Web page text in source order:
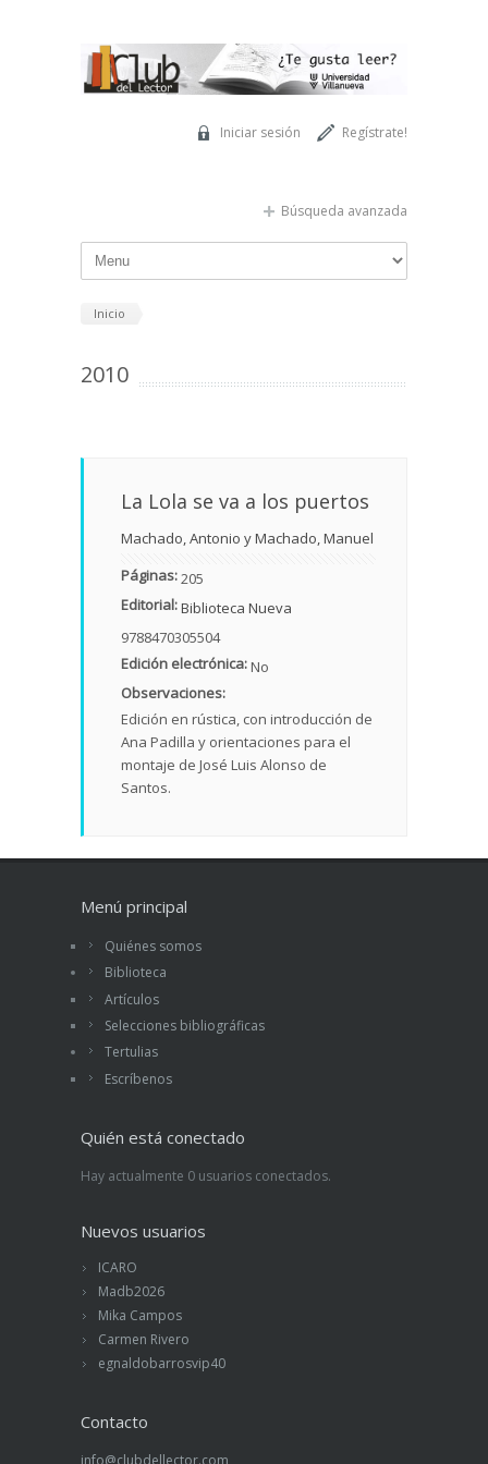
Regístrate!
Iniciar sesión
Búsqueda avanzada
Inicio
2010
La Lola se va a los puertos
Machado, Antonio y Machado, Manuel
Páginas:205
Editorial:Biblioteca Nueva
9788470305504
Edición electrónica:No
Observaciones:
Edición en rústica, con introducción de
Ana Padilla y orientaciones para el
montaje de José Luis Alonso de
Santos.
Menú principal
Quiénes somos
Biblioteca
Artículos
Selecciones bibliográficas
Tertulias
Escríbenos
Quién está conectado
Hay actualmente 0 usuarios conectados.
Nuevos usuarios
ICARO
Madb2026
Mika Campos
Carmen Rivero
egnaldobarrosvip40
Contacto
info@clubdellector.com